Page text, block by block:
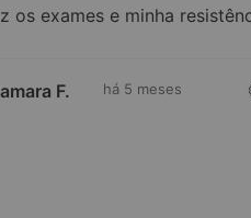
os exames e minha
F. há 5 meses